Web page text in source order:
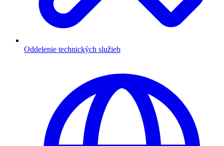
Oddelenie technických služieb